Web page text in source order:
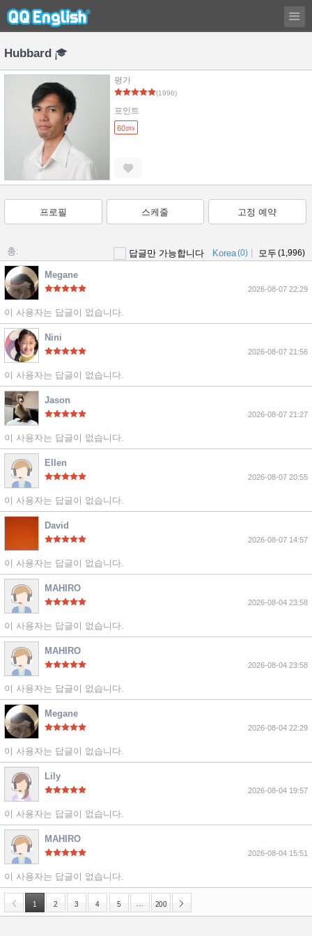
Hubbard
평가
(1996)
포인트
60pts
프로필 스케줄 고정 예약
총: 답글만 가능합니다 Korea(0) 모두 (1,996)
Megane
2026-08-07 22:29
이 사용자는 답글이 없습니다.
Nini
2026-08-07 21:56
이 사용자는 답글이 없습니다.
Jason
2026-08-07 21:27
이 사용자는 답글이 없습니다.
Ellen
2026-08-07 20:55
이 사용자는 답글이 없습니다.
David
2026-08-07 14:57
이 사용자는 답글이 없습니다.
MAHIRO
2026-08-04 23:58
이 사용자는 답글이 없습니다.
MAHIRO
2026-08-04 23:58
이 사용자는 답글이 없습니다.
Megane
2026-08-04 22:29
이 사용자는 답글이 없습니다.
Lily
2026-08-04 19:57
이 사용자는 답글이 없습니다.
MAHIRO
2026-08-04 15:51
이 사용자는 답글이 없습니다.
1 2 3 4 5 200